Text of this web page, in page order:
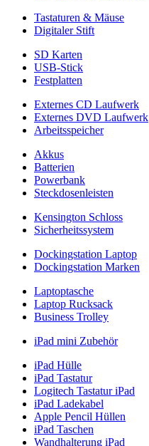
Tastaturen & Mäuse
Digitaler Stift
SD Karten
USB-Stick
Festplatten
Externes CD Laufwerk
Externes DVD Laufwerk
Arbeitsspeicher
Akkus
Batterien
Powerbank
Steckdosenleisten
Kensington Schloss
Sicherheitssystem
Dockingstation Laptop
Dockingstation Marken
Laptoptasche
Laptop Rucksack
Business Trolley
iPad mini Zubehör
iPad Hülle
iPad Tastatur
Logitech Tastatur iPad
iPad Ladekabel
Apple Pencil Hüllen
iPad Taschen
Wandhalterung iPad